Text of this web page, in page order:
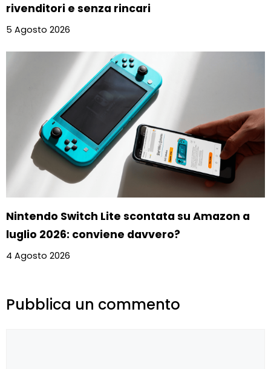
rivenditori e senza rincari
5 Agosto 2026
Nintendo Switch Lite scontata su Amazon a
luglio 2026: conviene davvero?
4 Agosto 2026
Pubblica un commento